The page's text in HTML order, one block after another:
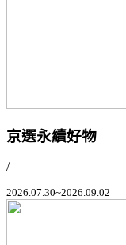
京選永續好物
/
2026.07.30~2026.09.02